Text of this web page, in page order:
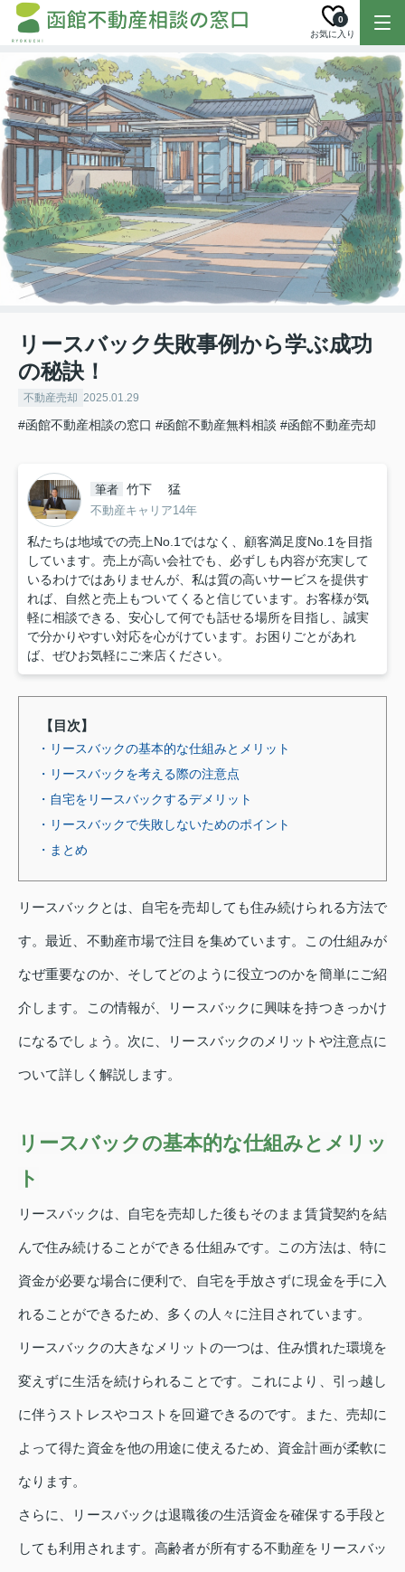
お気に入り
0
リースバック失敗事例から学ぶ成功
の秘訣！
不動産売却 2025.01.29
#函館不動産相談の窓口 #函館不動産無料相談 #函館不動産売却
筆者 竹下 猛
不動産キャリア14年
私たちは地域での売上No.1ではなく、顧客満足度No.1を目指
しています。売上が高い会社でも、必ずしも内容が充実して
いるわけではありませんが、私は質の高いサービスを提供す
れば、自然と売上もついてくると信じています。お客様が気
軽に相談できる、安心して何でも話せる場所を目指し、誠実
で分かりやすい対応を心がけています。お困りごとがあれ
ば、ぜひお気軽にご来店ください。
【目次】
・リースバックの基本的な仕組みとメリット
・リースバックを考える際の注意点
・自宅をリースバックするデメリット
・リースバックで失敗しないためのポイント
・まとめ
リースバックとは、自宅を売却しても住み続けられる方法で
す。最近、不動産市場で注目を集めています。この仕組みが
なぜ重要なのか、そしてどのように役立つのかを簡単にご紹
介します。この情報が、リースバックに興味を持つきっかけ
になるでしょう。次に、リースバックのメリットや注意点に
ついて詳しく解説します。
リースバックの基本的な仕組みとメリッ
ト
リースバックは、自宅を売却した後もそのまま賃貸契約を結
んで住み続けることができる仕組みです。この方法は、特に
資金が必要な場合に便利で、自宅を手放さずに現金を手に入
れることができるため、多くの人々に注目されています。
リースバックの大きなメリットの一つは、住み慣れた環境を
変えずに生活を続けられることです。これにより、引っ越し
に伴うストレスやコストを回避できるのです。また、売却に
よって得た資金を他の用途に使えるため、資金計画が柔軟に
なります。
さらに、リースバックは退職後の生活資金を確保する手段と
しても利用されます。高齢者が所有する不動産をリースバッ